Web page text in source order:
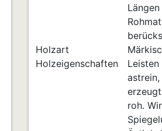
Holzart
Holzeigenschaften
roh.